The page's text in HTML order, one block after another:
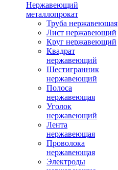
Нержавеющий
металлопрокат
Труба нержавеющая
Лист нержавеющий
Круг нержавеющий
Квадрат
нержавеющий
Шестигранник
нержавеющий
Полоса
нержавеющая
Уголок
нержавеющий
Лента
нержавеющая
Проволока
нержавеющая
Электроды